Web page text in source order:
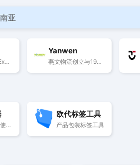
亚
联邦快递（ FedEx）是一家国际性速递集团，提供物流、重型货物运送、文件复印等服务
Yanwen
燕文物流创立与1998年，是业内知名的致力于电子商务物流供应链服务的专业化品牌。
跨境卖家热门使用浏览器
欧代标签工具
产品包装标签工具